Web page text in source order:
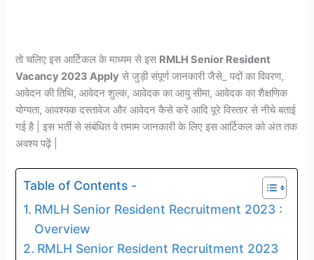
तो चलिए इस आर्टिकल के माध्यम से इस RMLH Senior Resident
Vacancy 2023 Apply से जुड़ी संपूर्ण जानकारी जैसे_ पदों का विवरण,
आवेदन की तिथि, आवेदन शुल्क, आवेदक का आयु सीमा, आवेदक का शैक्षणिक
योग्यता, आवश्यक दस्तावेज और आवेदन कैसे करें आदि पूरे विस्तार से नीचे बताई
गई है | इस भर्ती से संबंधित वे तमाम जानकारी के लिए इस आर्टिकल को अंत तक
अवश्य पढ़ें |
Table of Contents -
RMLH Senior Resident Recruitment 2023 :
Overview
RMLH Senior Resident Recruitment 2023